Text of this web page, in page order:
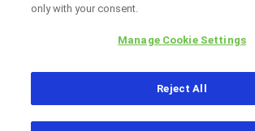
Zimmer Biomet
only with your consent.
Manage Cookie Settings
Reject All